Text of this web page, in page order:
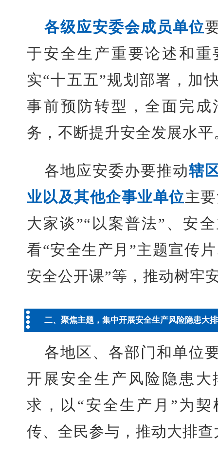
各级应安委会成员单位
于安全生产重要论述和
实“十五五”规划部署，加
事前预防转型，全面完
务，不断提升安全发展水平
各地应安委办要推动辖
业以及其他企事业单位主
大家谈”“以案普法”、安
看“安全生产月”主题宣传
安全公开课”等，推动树牢
二、聚焦主题，集中开展安全生产风险隐患大
各地区、各部门和单位
开展安全生产风险隐患
求，以“安全生产月”为
传、全民参与，推动大排